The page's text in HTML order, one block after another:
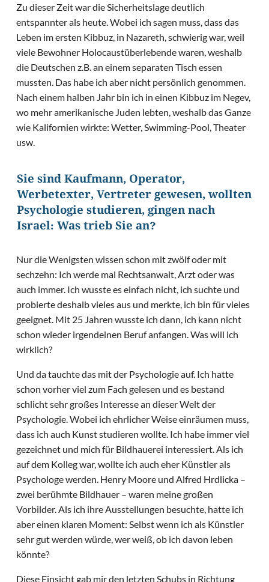
Zu dieser Zeit war die Sicherheitslage deutlich
entspannter als heute. Wobei ich sagen muss, dass das
Leben im ersten Kibbuz, in Nazareth, schwierig war, weil
viele Bewohner Holocaustüberlebende waren, weshalb
die Deutschen z.B. an einem separaten Tisch essen
mussten. Das habe ich aber nicht persönlich genommen.
Nach einem halben Jahr bin ich in einen Kibbuz im Negev,
wo mehr amerikanische Juden lebten, weshalb das Ganze
wie Kalifornien wirkte: Wetter, Swimming-Pool, Theater
usw.
Sie sind Kaufmann, Operator,
Werbetexter, Vertreter gewesen, wollten
Psychologie studieren, gingen nach
Israel: Was trieb Sie an?
Nur die Wenigsten wissen schon mit zwölf oder mit
sechzehn: Ich werde mal Rechtsanwalt, Arzt oder was
auch immer. Ich wusste es einfach nicht, ich suchte und
probierte deshalb vieles aus und merkte, ich bin für vieles
geeignet. Mit 25 Jahren wusste ich dann, ich kann nicht
schon wieder irgendeinen Beruf anfangen. Was will ich
wirklich?
Und da tauchte das mit der Psychologie auf. Ich hatte
schon vorher viel zum Fach gelesen und es bestand
schlicht sehr großes Interesse an dieser Welt der
Psychologie. Wobei ich ehrlicher Weise einräumen muss,
dass ich auch Kunst studieren wollte. Ich habe immer viel
gezeichnet und mich für Bildhauerei interessiert. Als ich
auf dem Kolleg war, wollte ich auch eher Künstler als
Psychologe werden. Henry Moore und Alfred Hrdlicka –
zwei berühmte Bildhauer – waren meine großen
Vorbilder. Als ich ihre Ausstellungen besuchte, hatte ich
aber einen klaren Moment: Selbst wenn ich als Künstler
sehr gut werden würde, wer weiß, ob ich davon leben
könnte?
Diese Einsicht gab mir den letzten Schubs in Richtung